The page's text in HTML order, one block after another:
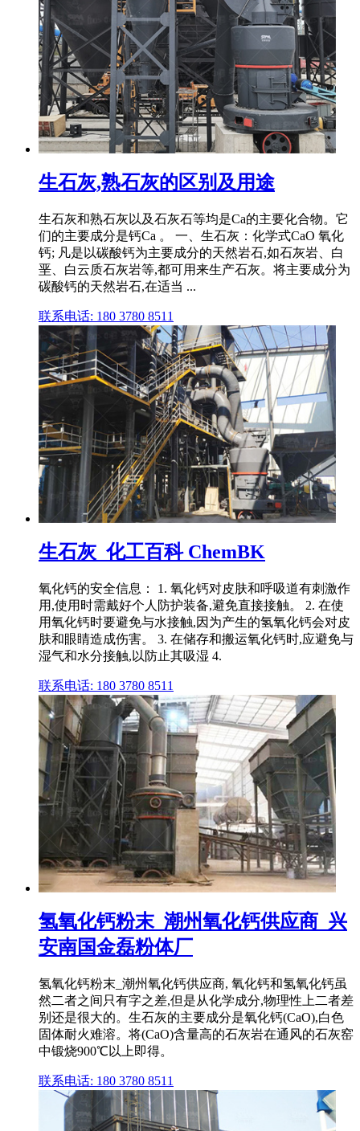
生石灰,熟石灰的区别及用途
生石灰和熟石灰以及石灰石等均是Ca的主要化合物。它
们的主要成分是钙Ca 。 一、生石灰：化学式CaO 氧化
钙; 凡是以碳酸钙为主要成分的天然岩石,如石灰岩、白
垩、白云质石灰岩等,都可用来生产石灰。将主要成分为
碳酸钙的天然岩石,在适当 ...
联系电话: 180 3780 8511
生石灰_化工百科 ChemBK
氧化钙的安全信息： 1. 氧化钙对皮肤和呼吸道有刺激作
用,使用时需戴好个人防护装备,避免直接接触。 2. 在使
用氧化钙时要避免与水接触,因为产生的氢氧化钙会对皮
肤和眼睛造成伤害。 3. 在储存和搬运氧化钙时,应避免与
湿气和水分接触,以防止其吸湿 4.
联系电话: 180 3780 8511
氢氧化钙粉末_潮州氧化钙供应商_兴
安南国金磊粉体厂
氢氧化钙粉末_潮州氧化钙供应商, 氧化钙和氢氧化钙虽
然二者之间只有字之差,但是从化学成分,物理性上二者差
别还是很大的。生石灰的主要成分是氧化钙(CaO),白色
固体耐火难溶。将(CaO)含量高的石灰岩在通风的石灰窑
中锻烧900℃以上即得。
联系电话: 180 3780 8511